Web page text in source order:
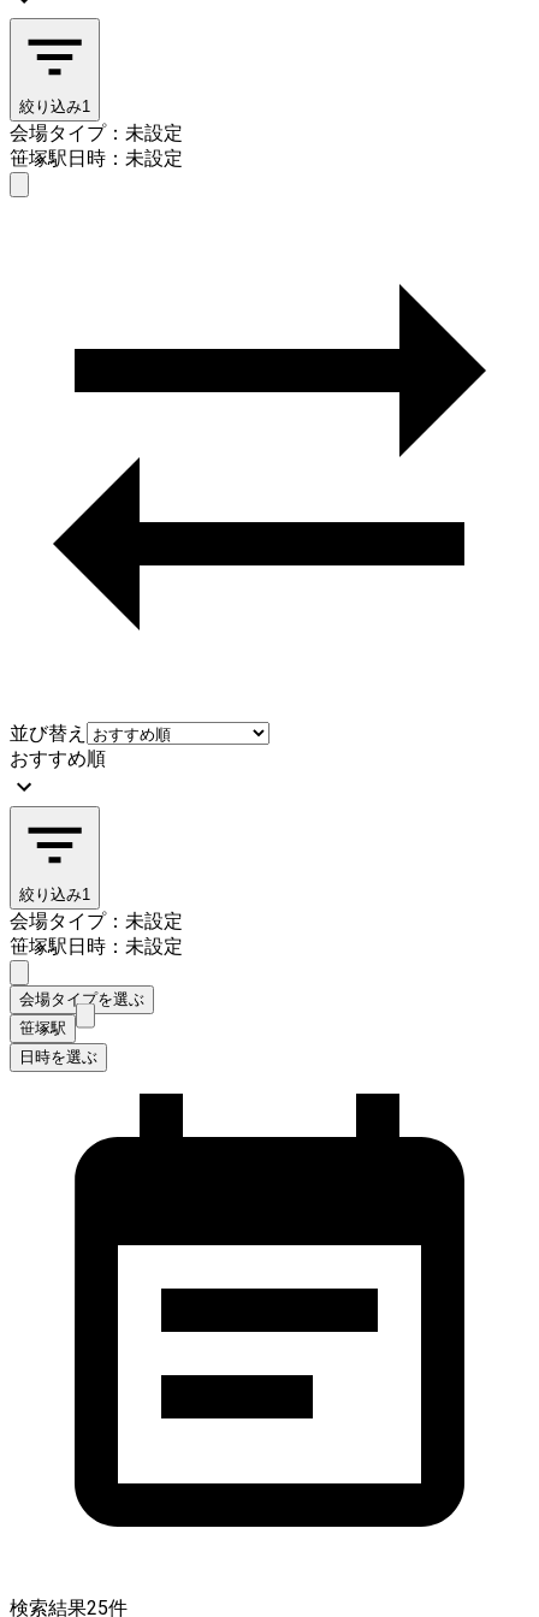
絞り込み1
会場タイプ：未設定
笹塚駅日時：未設定
並び替え
おすすめ順
絞り込み1
会場タイプ：未設定
笹塚駅日時：未設定
会場タイプを選ぶ
笹塚駅
日時を選ぶ
検索結果25件